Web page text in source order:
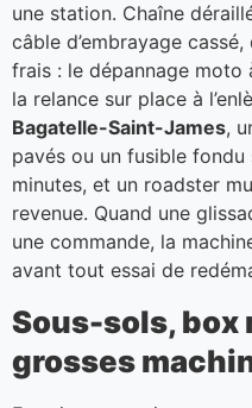
une station. Chaîne
câble d’embrayage
frais : le dépannage moto
la relance sur place à
Bagatelle-Saint-James,
pavés ou un fusible
minutes, et un roadster
revenue. Quand une
une commande, la
avant tout essai de
Sous-sols,
grosses